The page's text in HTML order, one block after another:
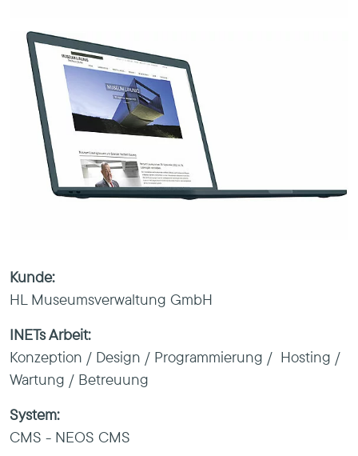
Kunde:
HL Museumsverwaltung GmbH
INETs Arbeit:
Konzeption / Design / Programmierung / Hosting /
Wartung / Betreuung
System:
CMS - NEOS CMS